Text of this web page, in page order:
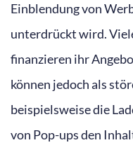
Einblendung von
unterdrückt wird.
finanzieren ihr
können jedoch als
beispielsweise die
von Pop-ups den